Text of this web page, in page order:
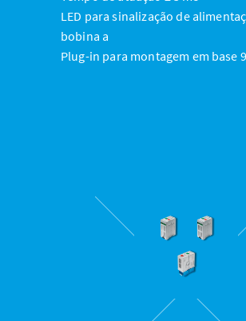
LED para sinalização de
bobina a
Plug-in para montagem em base